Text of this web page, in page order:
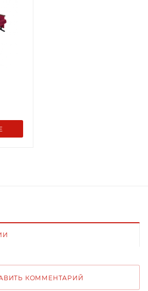
КОММЕНТАРИЙ